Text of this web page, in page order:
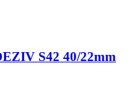
S42 40/22mm